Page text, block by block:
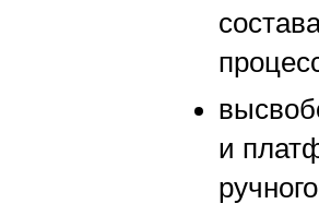
и